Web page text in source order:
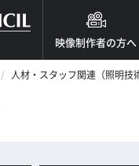
映像制作者の方へ
人材・スタッフ関連（照明技